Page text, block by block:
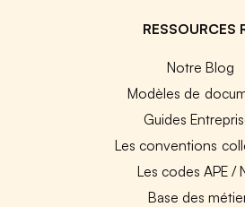
RESSOURCES
Notre Blog
Modèles de
Guides
Les conventions
Les codes APE /
Base des